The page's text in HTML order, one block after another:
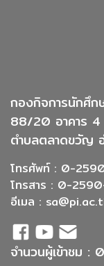
กองกิจการนักศึก
88/20 อาคาร 4
ตำบลตลาดขวัญ
โทรศัพท์ : 0-
โทรสาร : 0-
อีเมล :
จำนวนผู้เข้าชม